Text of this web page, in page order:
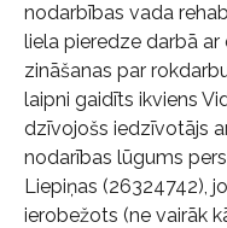
nodarbības vada
liela pieredze darbā
zināšanas par
laipni gaidīts ikviens
dzīvojošs iedzīvotājs
nodarības lūgums
Liepiņas (26324742),
ierobežots (ne vairāk